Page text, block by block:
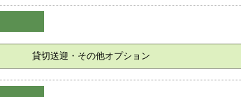
貸切送迎・その他オプション